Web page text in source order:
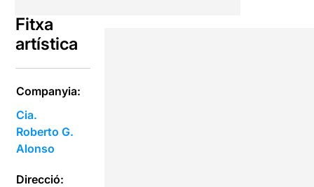
Fitxa
artística
Companyia:
Cia.
Roberto G.
Alonso
Direcció: